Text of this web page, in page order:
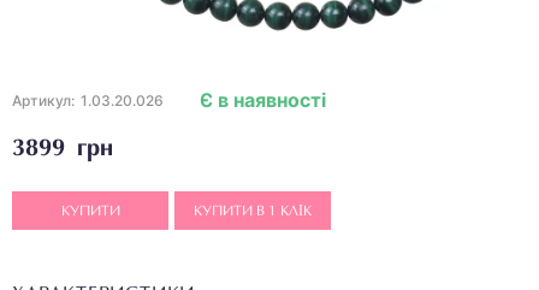
Артикул: 1.03.20.026
3899 грн
Є в наявності
КУПИТИ КУПИТИ В 1 КЛІК